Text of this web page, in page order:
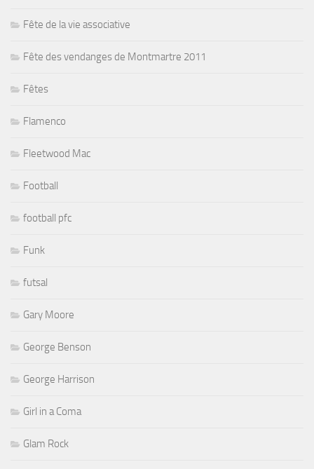
Fête de la vie associative
Fête des vendanges de Montmartre 2011
Fêtes
Flamenco
Fleetwood Mac
Football
football pfc
Funk
futsal
Gary Moore
George Benson
George Harrison
Girl in a Coma
Glam Rock